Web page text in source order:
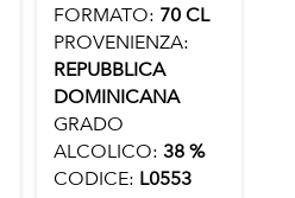
FORMATO: 70 CL
PROVENIENZA:
REPUBBLICA
DOMINICANA
GRADO
ALCOLICO: 38 %
CODICE: L0553